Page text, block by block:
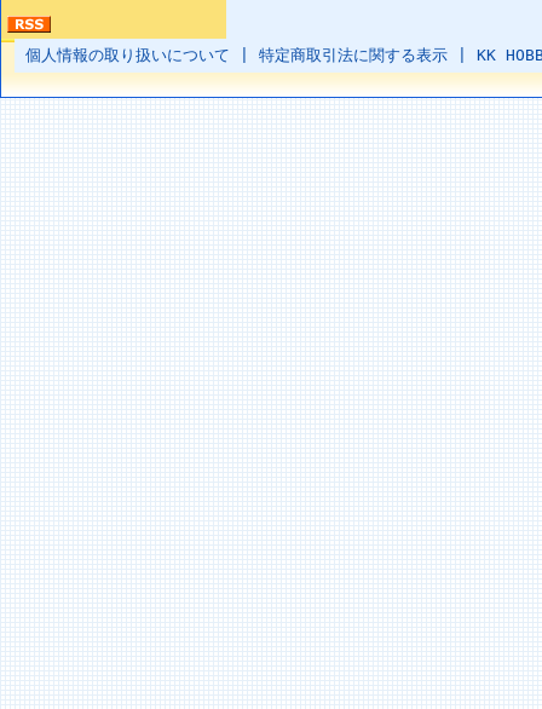
個人情報の取り扱いについて 特定商取引法に関する表示 KK